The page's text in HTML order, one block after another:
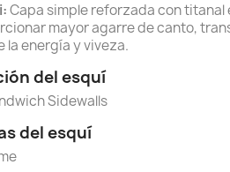
Capa simple reforzada con titanal
mayor agarre de canto,
la energía y viveza.
del esquí
Sidewalls
del esquí